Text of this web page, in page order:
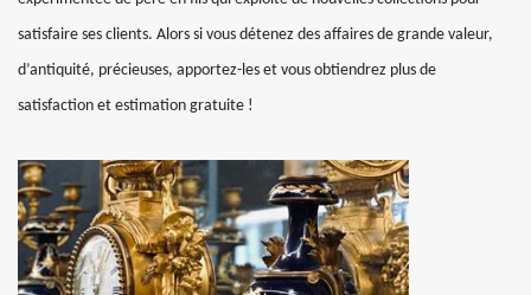
satisfaire ses clients. Alors si vous détenez des affaires de grande valeur,
d’antiquité, précieuses, apportez-les et vous obtiendrez plus de
satisfaction et estimation gratuite !